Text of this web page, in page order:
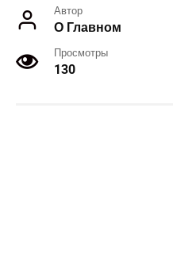
Автор
О Главном
Просмотры
130